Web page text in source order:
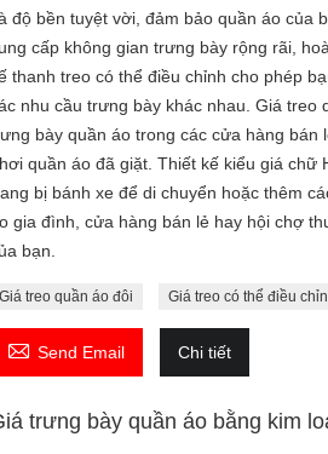
độ bền tuyệt vời, đảm bảo quần áo của
cấp không gian trưng bày rộng rãi,
thanh treo có thể điều chỉnh cho phép
nhu cầu trưng bày khác nhau. Giá
bày quần áo trong các cửa hàng
quần áo đã giặt. Thiết kế kiểu giá chữ
bị bánh xe để di chuyển hoặc thêm
gia đình, cửa hàng bán lẻ hay hội chợ
bạn.
Giá treo quần áo đôi Giá treo có thể điều
 Send Email Chi tiết
trưng bày quần áo bằng kim